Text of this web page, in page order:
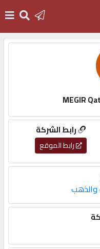
رابط الشركة
رابط الموقع